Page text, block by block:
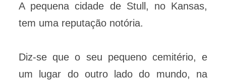
A pequena cidade de Stull, no Kansas,
tem uma reputação notória.
Diz-se que o seu pequeno cemitério, e
um lugar do outro lado do mundo, na